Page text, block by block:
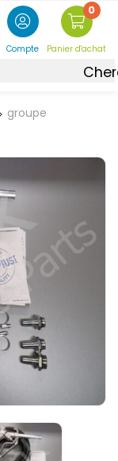
Compte
0
Panier d'achat
groupe